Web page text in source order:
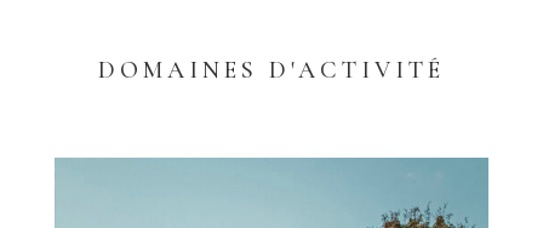
DOMAINES D'ACTIVITÉ